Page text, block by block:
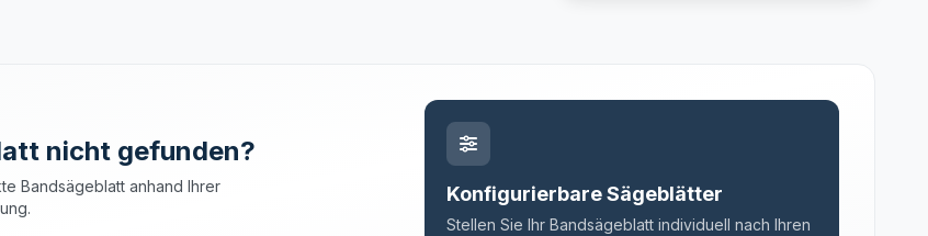
nicht gefunden?
Bandsägeblatt anhand Ihrer
Konfigurierbare Sägeblätter
Stellen Sie Ihr Bandsägeblatt individuell nach Ihren